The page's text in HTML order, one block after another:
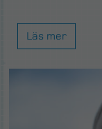
Läs mer